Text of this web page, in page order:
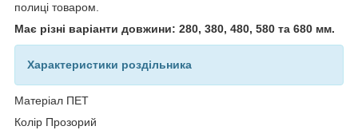
полиці товаром.
Має різні варіанти довжини: 280, 380, 480, 580 та 680 мм.
Характеристики роздільника
Матеріал ПЕТ
Колір Прозорий